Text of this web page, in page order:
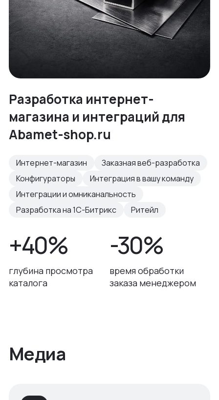
Разработка интернет-
магазина и интеграций для
Abamet-shop.ru
Интернет-магазин
Заказная веб-разработка
Конфигураторы
Интеграция в вашу команду
Интеграции и омниканальность
Разработка на 1С-Битрикс
Ритейл
+40%
глубина просмотра
каталога
-30%
время обработки
заказа менеджером
Медиа